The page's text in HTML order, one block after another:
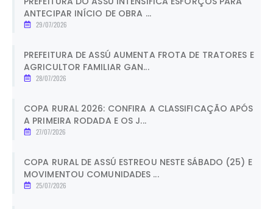
ANTECIPAR INÍCIO DE OBRA ...
29/07/2026
PREFEITURA DE ASSÚ AUMENTA FROTA DE TRATORES E
AGRICULTOR FAMILIAR GAN...
28/07/2026
COPA RURAL 2026: CONFIRA A CLASSIFICAÇÃO APÓS
A PRIMEIRA RODADA E OS J...
27/07/2026
COPA RURAL DE ASSÚ ESTREOU NESTE SÁBADO (25) E
MOVIMENTOU COMUNIDADES ...
25/07/2026